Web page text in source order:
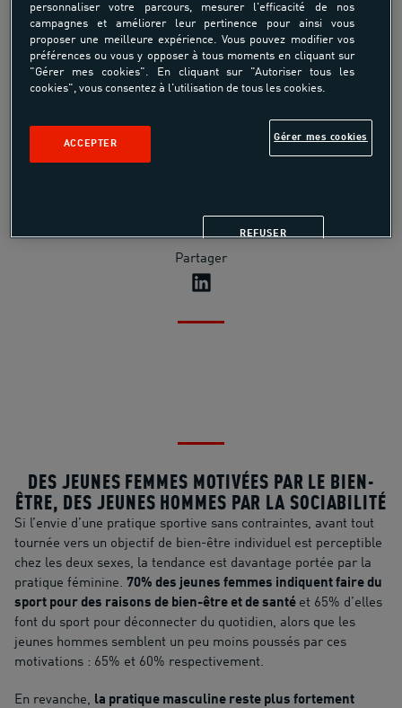
ANGÈLE ROBLOT
01 45 87 46 74
e-mail
Partager
DES JEUNES FEMMES MOTIVÉES PAR LE BIEN-
ÊTRE, DES JEUNES HOMMES PAR LA SOCIABILITÉ
Si l’envie d’une pratique sportive sans contraintes, avant tout
tournée vers un objectif de bien-être individuel est perceptible
chez les deux sexes, la tendance est davantage portée par la
pratique féminine. 70% des jeunes femmes indiquent faire du
sport pour des raisons de bien-être et de santé et 65% d’elles
font du sport pour déconnecter du quotidien, alors que les
jeunes hommes semblent un peu moins poussés par ces
motivations : 65% et 60% respectivement.
En revanche, la pratique masculine reste plus fortement
personnaliser votre parcours, mesurer l'efficacité de nos
campagnes et améliorer leur pertinence pour ainsi vous
proposer une meilleure expérience. Vous pouvez modifier vos
préférences ou vous y opposer à tous moments en cliquant sur
"Gérer mes cookies". En cliquant sur "Autoriser tous les
cookies", vous consentez à l'utilisation de tous les cookies.
Gérer mes cookies
REFUSER
ACCEPTER